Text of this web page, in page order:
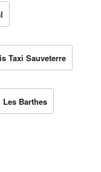
Taxi Sauveterre
Les Barthes